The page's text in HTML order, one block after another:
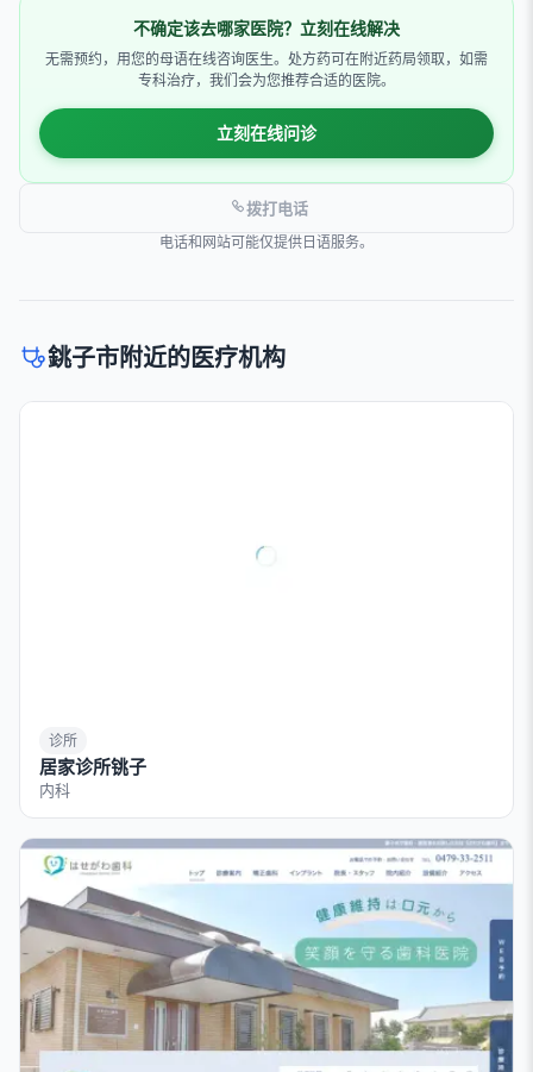
不确定该去哪家医院？立刻在线解决
无需预约，用您的母语在线咨询医生。处方药可在附近药局领取，如需
专科治疗，我们会为您推荐合适的医院。
立刻在线问诊
拨打电话
电话和网站可能仅提供日语服务。
銚子市附近的医疗机构
诊所
居家诊所铫子
内科